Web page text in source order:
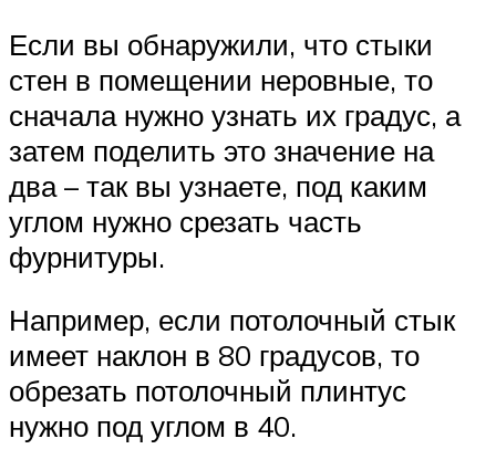
Если вы обнаружили, что стыки
стен в помещении неровные, то
сначала нужно узнать их градус, а
затем поделить это значение на
два – так вы узнаете, под каким
углом нужно срезать часть
фурнитуры.
Например, если потолочный стык
имеет наклон в 80 градусов, то
обрезать потолочный плинтус
нужно под углом в 40.